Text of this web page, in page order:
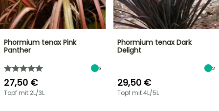
Phormium tenax Pink
Panther
3
27,50 €
Topf mit 2L/3L
Phormium tenax Dark
Delight
2
29,50 €
Topf mit 4L/5L